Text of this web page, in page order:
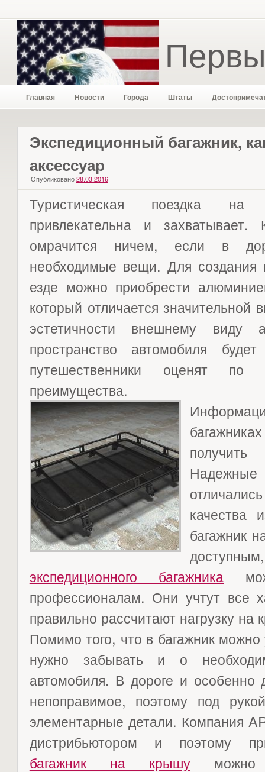
Главная Новости Города Штаты
Экспедиционный багажник,
аксессуар
Опубликовано 28.03.2016
Туристическая поездка на
привлекательна и
омрачится ничем, если в
необходимые вещи. Для создания
езде можно приобрести
который отличается значительной
эстетичности внешнему виду
пространство автомобиля
путешественники оценят по
преимущества.
качества
багажник
экспедиционного багажника
профессионалам. Они учтут все
правильно рассчитают нагрузку
Помимо того, что в багажник
нужно забывать и о
автомобиля. В дороге и особенно
непоправимое, поэтому под
элементарные детали. Компания
дистрибьютором и поэтому
багажник на крышуможно